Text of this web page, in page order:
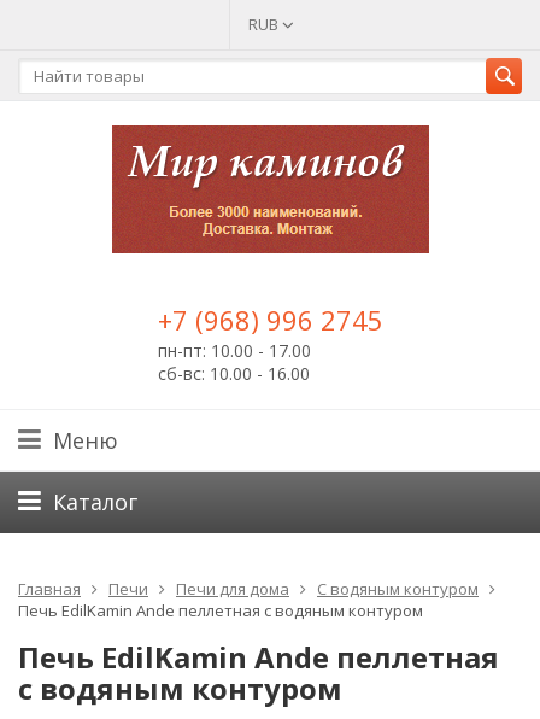
RUB
+7 (968) 996 2745
пн-пт: 10.00 - 17.00
сб-вс: 10.00 - 16.00
Меню
Каталог
Главная Печи Печи для дома
С водяным контуром
Печь EdilKamin Ande пеллетная с водяным контуром
Печь EdilKamin Ande пеллетная
с водяным контуром